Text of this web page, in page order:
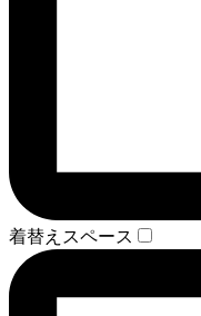
着替えスペース